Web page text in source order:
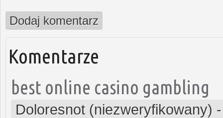
Dodaj komentarz
Komentarze
best online casino gambling
Doloresnot (niezweryfikowany)